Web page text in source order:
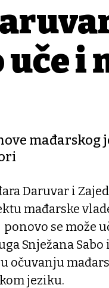
i
mađarskog
Daruvar i
mađarske
se može
Snježana Sabo
očuvanju
jeziku.